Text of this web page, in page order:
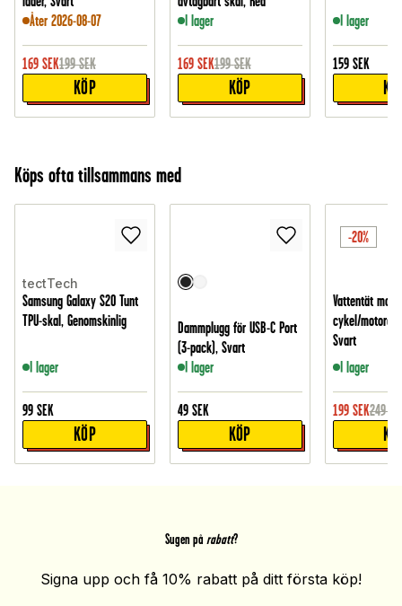
Åter 2026-08-07
169 SEK199 SEK
KÖP
I lager
169 SEK199 SEK
KÖP
I lager
159 SEK
Köps ofta tillsammans med
tectTech
Samsung Galaxy S20 Tunt
TPU-skal, Genomskinlig
I lager
99 SEK
KÖP
Dammplugg för USB-C Port
(3-pack), Svart
I lager
49 SEK
KÖP
-20%
Vattentät
cykel/
Svart
I lager
199 SEK249
Sugen på rabatt?
Signa upp och få 10% rabatt på ditt första köp!